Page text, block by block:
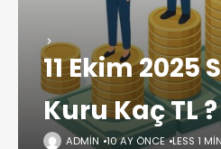
11 Ekim 2025
Kuru Kaç TL ?
ADMIN 10 AY ÖNCE LESS 1 MIN